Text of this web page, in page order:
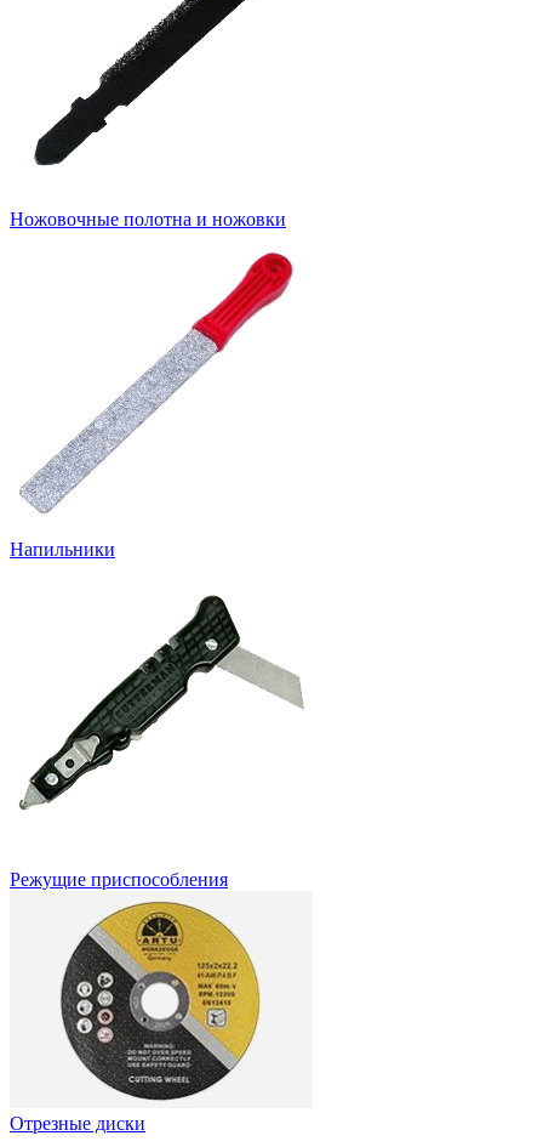
Ножовочные полотна и ножовки
Напильники
Режущие приспособления
Отрезные диски